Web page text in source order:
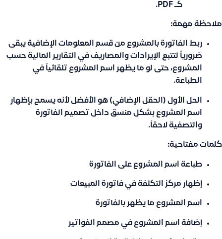
كـ PDF.
ملاحظة مهمة:
ربط الفاتورة بالمشروع من قسم المعلومات الإضافية يبقى
ضرورياً لتتبع الإيرادات والمصاريف في التقارير المالية حسب
المشروع، حتى لو ما يظهر اسم المشروع تلقائياً في
الطباعة.
الحل الأول (الحقل الإضافي) هو الأفضل لأنه يسمح بإظهار
اسم المشروع بشكل منسق داخل تصميم الفاتورة
والتصفية لاحقاً.
كلمات مفتاحية:
طباعة اسم المشروع على الفاتورة
إظهار مركز التكلفة في فاتورة المبيعات
اسم المشروع ما يظهر بالفاتورة
إضافة اسم المشروع في مصمم الفواتير